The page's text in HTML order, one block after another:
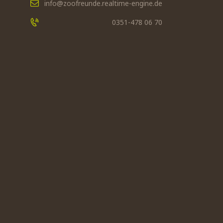
info@zoofreunde.realtime-engine.de
0351-478 06 70